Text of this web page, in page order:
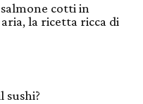
cotti in
la ricetta ricca di
sushi?